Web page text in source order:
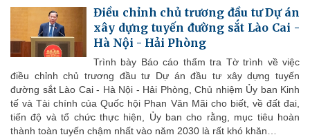
Điều chỉnh chủ trương đầu tư Dự án
xây dựng tuyến đường sắt Lào Cai -
Hà Nội - Hải Phòng
Trình bày Báo cáo thẩm tra Tờ trình về việc
điều chỉnh chủ trương đầu tư Dự án đầu tư xây dựng tuyến
đường sắt Lào Cai - Hà Nội - Hải Phòng, Chủ nhiệm Ủy ban Kinh
tế và Tài chính của Quốc hội Phan Văn Mãi cho biết, về đất đai,
tiến độ và tổ chức thực hiện, Ủy ban cho rằng, mục tiêu hoàn
thành toàn tuyến chậm nhất vào năm 2030 là rất khó khăn…